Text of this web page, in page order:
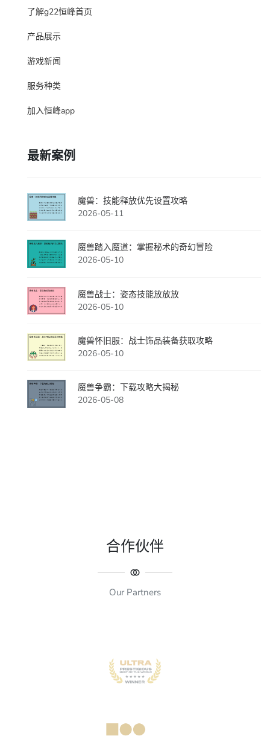
了解g22恒峰首页
产品展示
游戏新闻
服务种类
加入恒峰app
最新案例
魔兽：技能释放优先设置攻略
2026-05-11
魔兽踏入魔道：掌握秘术的奇幻冒险
2026-05-10
魔兽战士：姿态技能放放放
2026-05-10
魔兽怀旧服：战士饰品装备获取攻略
2026-05-10
魔兽争霸：下载攻略大揭秘
2026-05-08
合作伙伴
Our Partners